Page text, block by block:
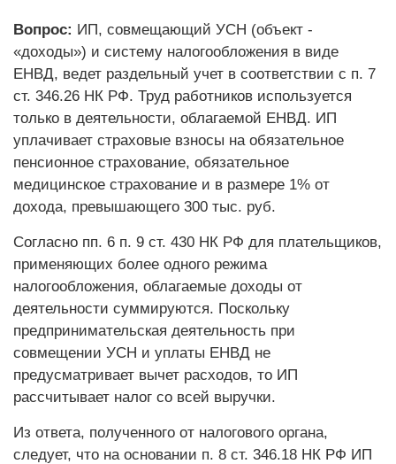
Вопрос: ИП, совмещающий УСН (объект -
«доходы») и систему налогообложения в виде
ЕНВД, ведет раздельный учет в соответствии с п. 7
ст. 346.26 НК РФ. Труд работников используется
только в деятельности, облагаемой ЕНВД. ИП
уплачивает страховые взносы на обязательное
пенсионное страхование, обязательное
медицинское страхование и в размере 1% от
дохода, превышающего 300 тыс. руб.
Согласно пп. 6 п. 9 ст. 430 НК РФ для плательщиков,
применяющих более одного режима
налогообложения, облагаемые доходы от
деятельности суммируются. Поскольку
предпринимательская деятельность при
совмещении УСН и уплаты ЕНВД не
предусматривает вычет расходов, то ИП
рассчитывает налог со всей выручки.
Из ответа, полученного от налогового органа,
следует, что на основании п. 8 ст. 346.18 НК РФ ИП